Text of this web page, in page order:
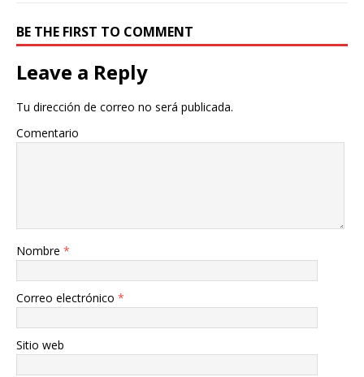
BE THE FIRST TO COMMENT
Leave a Reply
Tu dirección de correo no será publicada.
Comentario
Nombre *
Correo electrónico *
Sitio web